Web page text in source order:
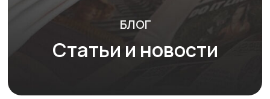
Статьи и новости